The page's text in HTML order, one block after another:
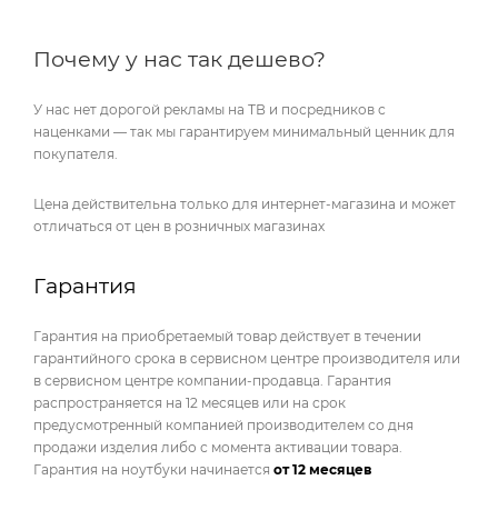
Почему у нас так дешево?
У нас нет дорогой рекламы на ТВ и посредников с
наценками — так мы гарантируем минимальный ценник для
покупателя.
Цена действительна только для интернет-магазина и может
отличаться от цен в розничных магазинах
Гарантия
Гарантия на приобретаемый товар действует в течении
гарантийного срока в сервисном центре производителя или
в сервисном центре компании-продавца. Гарантия
распространяется на 12 месяцев или на срок
предусмотренный компанией производителем со дня
продажи изделия либо с момента активации товара.
Гарантия на ноутбуки начинается от 12 месяцев